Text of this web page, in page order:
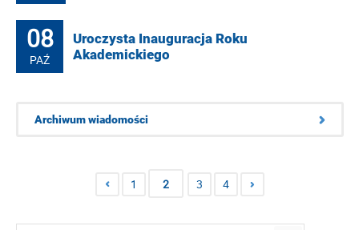
08
PAŹ
Uroczysta Inauguracja Roku
Akademickiego
Archiwum wiadomości
1 2 3 4